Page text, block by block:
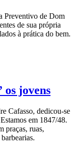
Preventivo de Dom
de sua própria
à prática do bem.
os jovens
Cafasso, dedicou-se
em 1847/48.
praças, ruas,